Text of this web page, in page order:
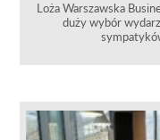
Loża Warszawska
duży wybór